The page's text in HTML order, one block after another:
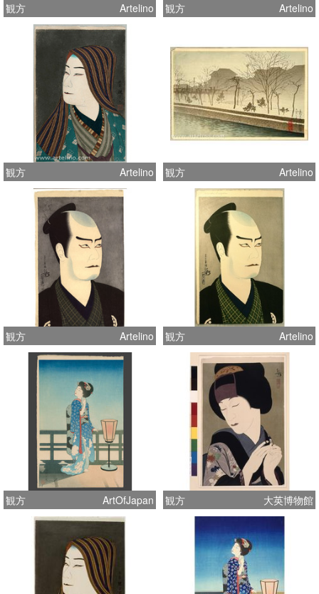
観方 Artelino 観方 Artelino
観方 Artelino 観方 Artelino
観方 Artelino 観方 Artelino
観方 ArtOfJapan 観方 大英博物館